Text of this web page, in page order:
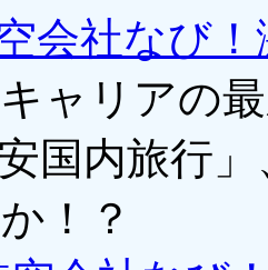
会社なび
ャリアの
国内旅行
！？